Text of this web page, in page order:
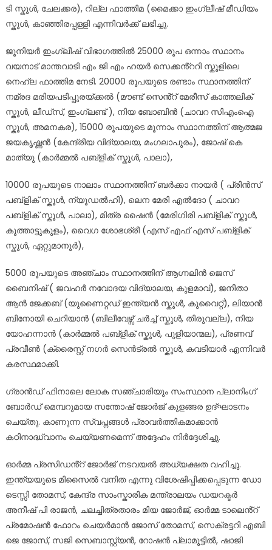
ടി സ്കൂൾ, ചേലക്കര), റില്ല ഫാത്തിമ (മൈക്കാ ഇംഗ്ലീഷ് മീഡിയം
സ്കൂൾ, കാഞ്ഞിരപ്പള്ളി എന്നിവർക്ക് ലഭിച്ചു.
ജൂനിയർ ഇംഗ്ലീഷ് വിഭാഗത്തിൽ 25000 രൂപ ഒന്നാം സ്ഥാനം
വയനാട് മാന്തവാടി എം ജി എം ഹയർ സെക്കൻ്ററി സ്കൂളിലെ
നെഹ്ല ഫാത്തിമ നേടി. 20000 രൂപയുടെ രണ്ടാം സ്ഥാനത്തിന്
നമ്രദ മരിയപടിപ്പുരയ്ക്കൽ (മൗണ്ട് സെൻ്റ് മേരീസ് കാത്തലിക്
സ്കൂൾ, ലീഡ്സ്, ഇംഗ്ലണ്ട് ), നിയ ബോബിൻ (ചാവറ സിഎംഐ
സ്കൂൾ, അമനകര), 15000 രൂപയുടെ മൂന്നാം സ്ഥാനത്തിന് ആത്മജ
ജയകൃഷ്ണൻ (കേന്ദ്രീയ വിദ്യാലയ, മംഗലാപുരം), ജോഷ് കെ
മാത്യു (കാർമ്മൽ പബ്ളിക് സ്കൂൾ, പാലാ),
10000 രൂപയുടെ നാലാം സ്ഥാനത്തിന് ബർക്കാ നായർ ( പ്രിൻസ്
പബ്ളിക് സ്കൂൾ, ന്യൂഡൽഹി), ലെന മേരി എൽദോ ( ചാവറ
പബ്ളിക് സ്കൂൾ, പാലാ), മിത്ര ഷൈൻ (മേരിഗിരി പബ്ളിക് സ്കൂൾ,
കൂത്താട്ടുകുളം), വൈഗ ശോഭശ്രീ (എസ് എഫ് എസ് പബ്ളിക്
സ്കൂൾ, ഏറ്റുമാനൂർ),
5000 രൂപയുടെ അഞ്ചാം സ്ഥാനത്തിന് ആഗ്നലിൻ ജെസ്
ബൈനിഷ് ( ജവഹർ നവോദയ വിദ്യാലയ, കുളമാവ്), ജനീതാ
ആൻ ജേക്കബ് (യുണൈറ്റഡ് ഇന്ത്യൻ സ്കൂൾ, കുവൈറ്റ്), ലിയാൻ
ബിനോയി ചെറിയാൻ (ബിലീവേഴ്സ് ചർച്ച് സ്കൂൾ, തിരുവല്ല), നിയ
യോഹന്നാൻ (കാർമ്മൽ പബ്ളിക് സ്കൂൾ, പുളിയാന്മല), പ്രണവ്
പ്രവീൺ (ക്രൈസ്റ്റ് നഗർ സെൻട്രൽ സ്കൂൾ, കവടിയാർ എന്നിവർ
കരസ്ഥമാക്കി.
ഗ്രാൻഡ് ഫിനാലെ ലോക സഞ്ചാരിയും സംസ്ഥാന പ്ലാനിംഗ്
ബോർഡ് മെമ്പറുമായ സന്തോഷ് ജോർജ് കുളങ്ങര ഉദ്ഘാടനം
ചെയ്തു. കാണുന്ന സ്വപ്നങ്ങൾ പ്രാവർത്തികമാക്കാൻ
കഠിനാദ്ധ്വാനം ചെയ്യണമെന്ന് അദ്ദേഹം നിർദ്ദേശിച്ചു.
ഓർമ്മ പ്രസിഡൻ്റ് ജോർജ് നടവയൽ അധ്യക്ഷത വഹിച്ചു.
ഇന്ത്യയുടെ മിസൈൽ വനിത എന്നു വിശേഷിപ്പിക്കപ്പെടുന്ന ഡോ
ടെസ്സി തോമസ്, കേന്ദ്ര സാംസ്കാരിക മന്ത്രാലയം ഡയറക്ടർ
അനീഷ് പി രാജൻ, ചലച്ചിത്രതാരം മിയ ജോർജ്, ഓർമ്മ ടാലെൻ്റ്
പ്രമോഷൻ ഫോറം ചെയർമാൻ ജോസ് തോമസ്, സെക്രട്ടറി എബി
ജെ ജോസ്, സജി സെബാസ്റ്റ്യൻ, റോഷൻ പ്ലാമൂട്ടിൽ, ഷാജി